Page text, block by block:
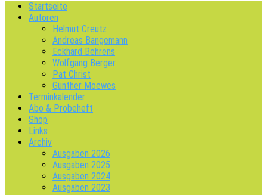
Startseite
Autoren
Helmut Creutz
Andreas Bangemann
Eckhard Behrens
Wolfgang Berger
Pat Christ
Günther Moewes
Terminkalender
Abo & Probeheft
Shop
Links
Archiv
Ausgaben 2026
Ausgaben 2025
Ausgaben 2024
Ausgaben 2023